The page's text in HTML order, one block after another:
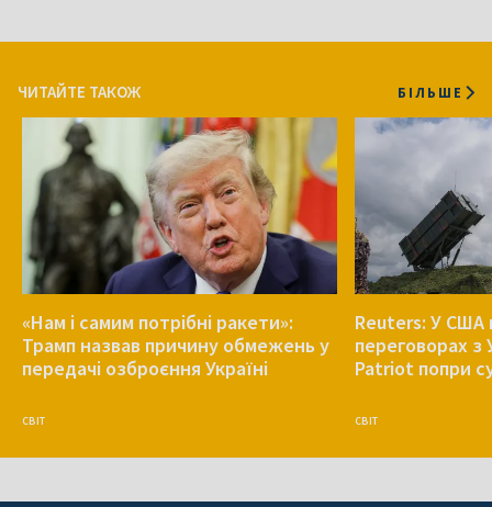
ЧИТАЙТЕ ТАКОЖ БІЛЬШЕ
«Нам і самим потрібні ракети»:
Трамп назвав причину обмежень у
передачі озброєння Україні
СВІТ
Reuters: У США
переговорах з
Patriot попри
СВІТ